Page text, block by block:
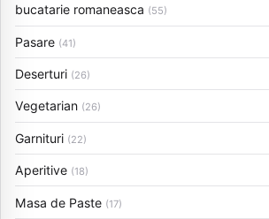
bucatarie romaneasca (55)
Pasare (41)
Deserturi (26)
Vegetarian (26)
Garnituri (22)
Aperitive (18)
Masa de Paste (17)